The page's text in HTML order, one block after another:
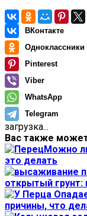
ВКонтакте
Одноклассники
Pinterest
Viber
WhatsApp
Telegram
загрузка...
Вас также
Можно
это делать
открытый грунт:
причины, что